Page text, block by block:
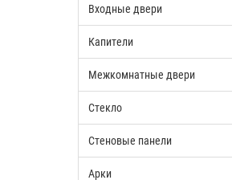
Входные двери
Капители
Межкомнатные двери
Стекло
Стеновые панели
Арки